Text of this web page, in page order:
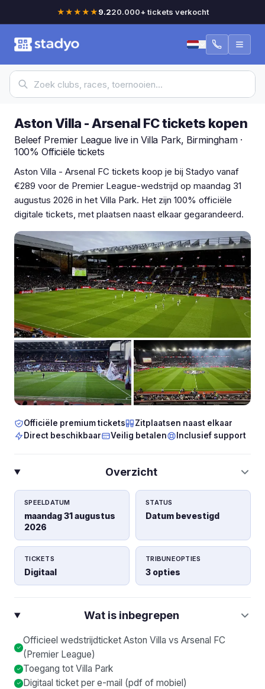
★★★★★9.220.000+ tickets verkocht
Aston Villa - Arsenal FC tickets kopen
Beleef Premier League live in Villa Park, Birmingham ·
100% Officiële tickets
Aston Villa - Arsenal FC tickets koop je bij Stadyo vanaf
€289 voor de Premier League-wedstrijd op maandag 31
augustus 2026 in het Villa Park. Het zijn 100% officiële
digitale tickets, met plaatsen naast elkaar gegarandeerd.
Officiële premium tickets
Zitplaatsen naast elkaar
Direct beschikbaar
Veilig betalen Inclusief support
Overzicht
SPEELDATUM
maandag 31 augustus
2026
STATUS
Datum bevestigd
TICKETS
Digitaal
TRIBUNEOPTIES
3 opties
Wat is inbegrepen
Officieel wedstrijdticket Aston Villa vs Arsenal FC
(Premier League)
Toegang tot Villa Park
Digitaal ticket per e-mail (pdf of mobiel)